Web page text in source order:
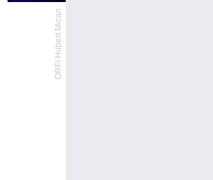
ORF/ Hubert Mican